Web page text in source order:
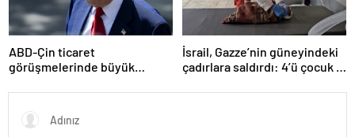
ABD-Çin ticaret
görüşmelerinde büyük
İsrail, Gazze’nin güneyindeki
çadırlara saldırdı: 4’ü çocuk 8